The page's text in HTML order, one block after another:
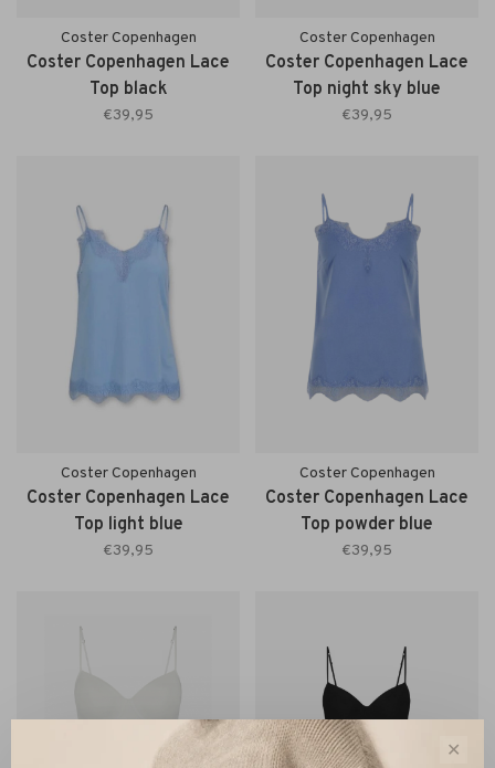
Coster Copenhagen
Coster Copenhagen Lace
Top black
€39,95
Coster Copenhagen
Coster Copenhagen Lace
Top night sky blue
€39,95
Coster Copenhagen
Coster Copenhagen Lace
Top light blue
€39,95
Coster Copenhagen
Coster Copenhagen Lace
Top powder blue
€39,95
✕